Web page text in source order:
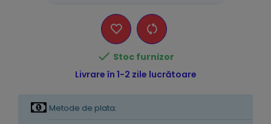
 Stoc furnizor
Livrare în 1-2 zile lucrătoare
Metode de plata: